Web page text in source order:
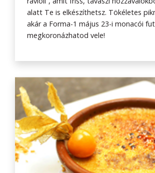
alatt Te is elkészíthetsz. Tökéletes
akár a Forma-1 május 23-i monacói
megkoronázhatod vele!